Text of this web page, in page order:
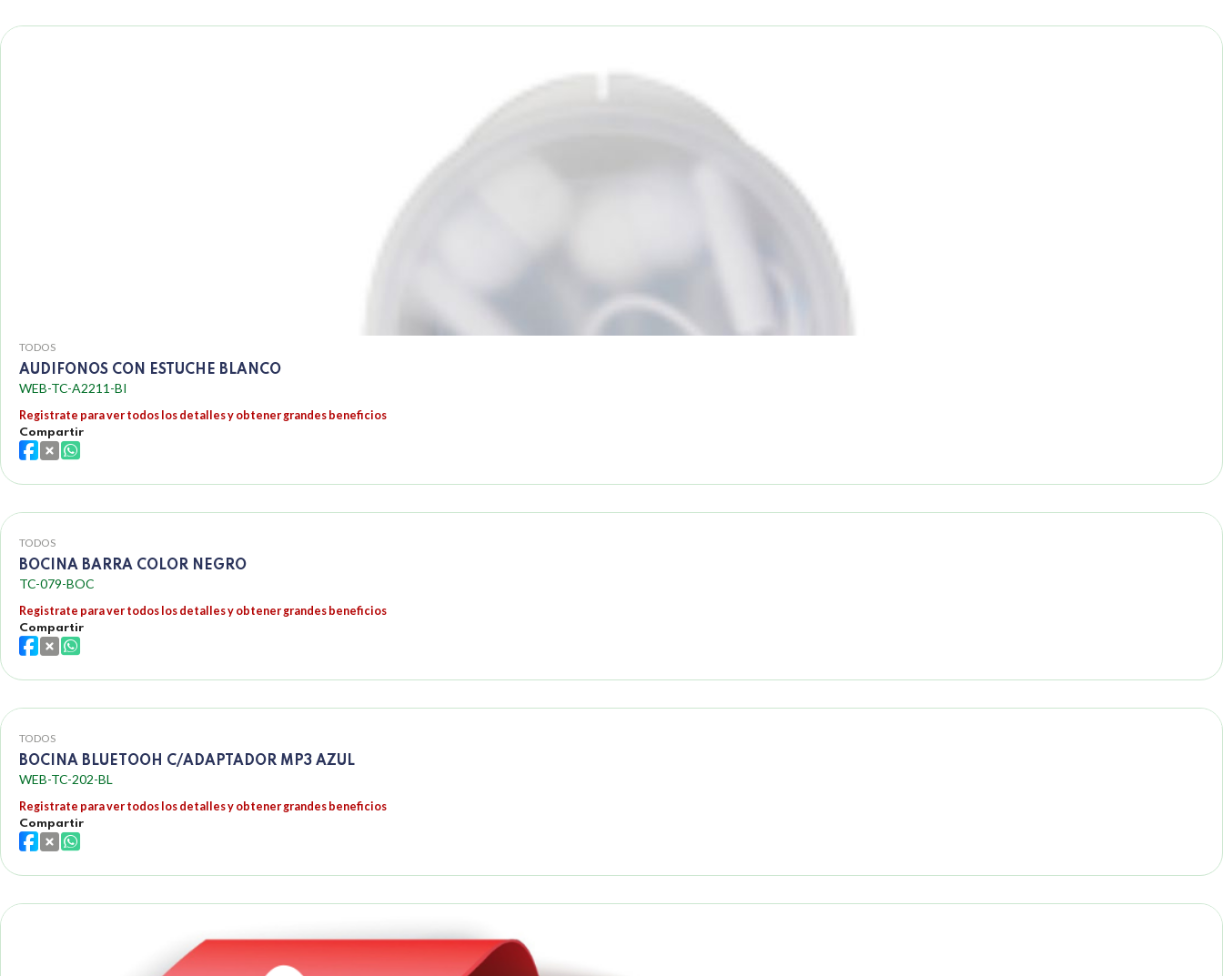
TODOS
AUDIFONOS CON ESTUCHE BLANCO
WEB-TC-A2211-BI
Registrate para ver todos los detalles y obtener grandes beneficios
Compartir
TODOS
BOCINA BARRA COLOR NEGRO
TC-079-BOC
Registrate para ver todos los detalles y obtener grandes beneficios
Compartir
TODOS
BOCINA BLUETOOH C/ADAPTADOR MP3 AZUL
WEB-TC-202-BL
Registrate para ver todos los detalles y obtener grandes beneficios
Compartir